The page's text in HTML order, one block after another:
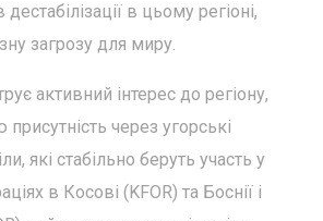
в цьому регіоні,
загрозу для миру.
активний інтерес до регіону,
через угорські
які стабільно беруть участь у
в Косові (KFOR) та Боснії і